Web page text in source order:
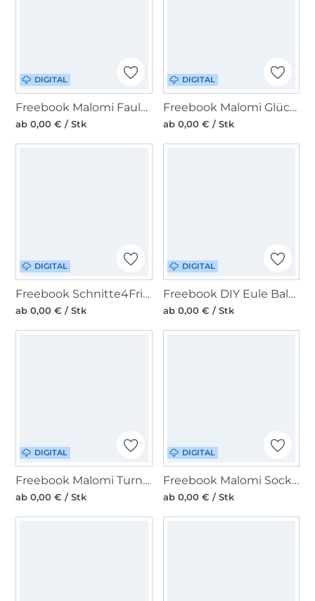
DIGITAL
Freebook Malomi Faulenzer
ab 0,00 € / Stk
DIGITAL
Freebook Malomi Glücksschweinchen Happy Pig
ab 0,00 € / Stk
DIGITAL
Freebook Schnitte4Friends Sina Hemd-Kleid Add-On
ab 0,00 € / Stk
DIGITAL
Freebook DIY Eule Balaklava Schlupfmütze Kinder
ab 0,00 € / Stk
DIGITAL
Freebook Malomi Turnbeutelrucksack HUCKEPACK
ab 0,00 € / Stk
DIGITAL
Freebook Malomi Socken & Stulpen Set Lilli
ab 0,00 € / Stk